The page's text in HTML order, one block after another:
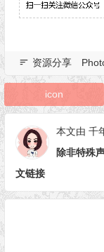
资源分享
icon
本文由 千
除非特殊
文链接